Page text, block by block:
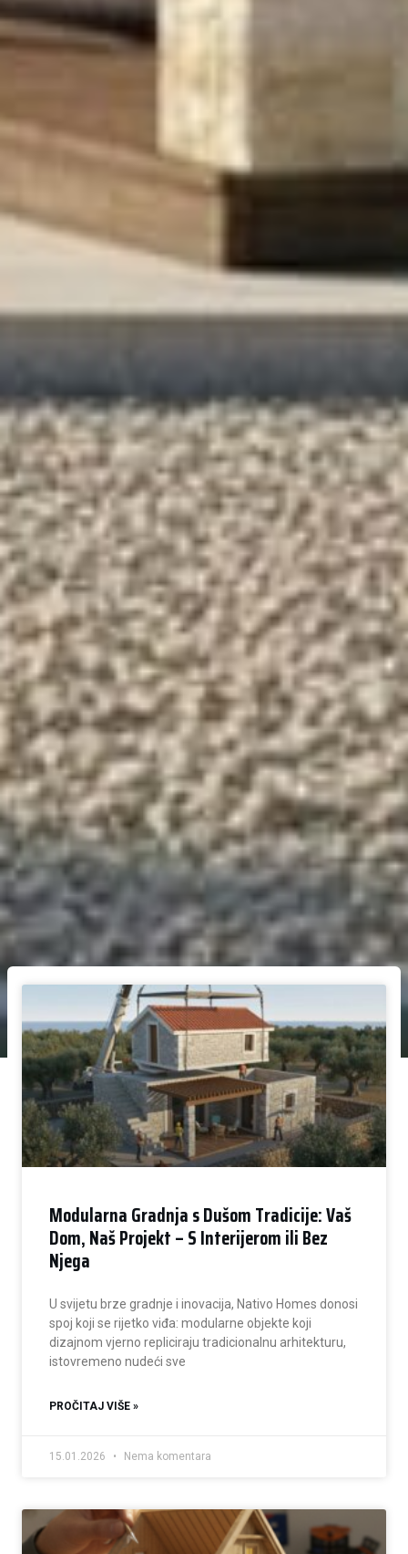
Modularna Gradnja s Dušom Tradicije: Vaš
Dom, Naš Projekt – S Interijerom ili Bez
Njega
U svijetu brze gradnje i inovacija, Nativo Homes donosi
spoj koji se rijetko viđa: modularne objekte koji
dizajnom vjerno repliciraju tradicionalnu arhitekturu,
istovremeno nudeći sve
PROČITAJ VIŠE »
15.01.2026 Nema komentara